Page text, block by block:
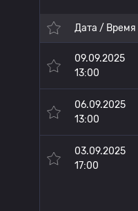
Дата / Время
09.09.2025
13:00
06.09.2025
13:00
03.09.2025
17:00